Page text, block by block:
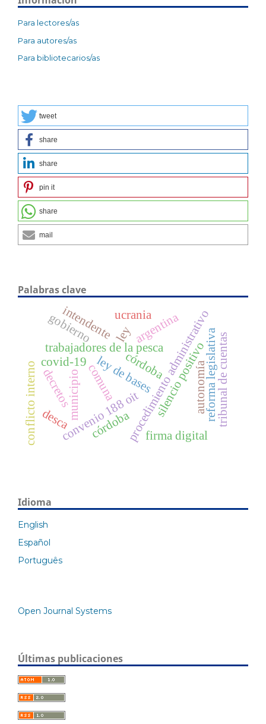
Para lectores/as
Para autores/as
Para bibliotecarios/as
tweet
share
share
pin it
share
mail
Palabras clave
silencio positivo
procedimiento administrativo
ley de bases
córdoba reforma legislativa
convenio 188 oit
trabajadores de la pesca
covid-19
argentina
municipio autonomía
conflicto interno
intendente
tribunal de cuentas
firma digital
comuna
ley
gobierno
decretos
ucrania
córdoba
desca
Idioma
English
Español
Português
Open Journal Systems
Últimas publicaciones